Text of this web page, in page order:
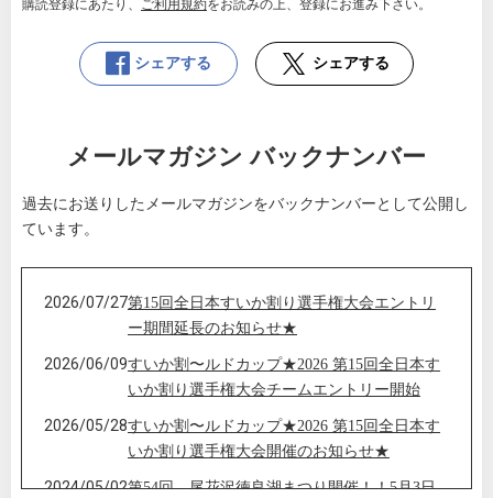
購読登録にあたり、 ご利用規約をお読みの上、登録にお進み下さい。
シェアする シェアする
メールマガジン バックナンバー
過去にお送りしたメールマガジンをバックナンバーとして公開し
ています。
2026/07/27第15回全日本すいか割り選手権大会エントリ
ー期間延長のお知らせ★
2026/06/09すいか割〜ルドカップ★2026 第15回全日本す
いか割り選手権大会チームエントリー開始
2026/05/28すいか割〜ルドカップ★2026 第15回全日本す
いか割り選手権大会開催のお知らせ★
2024/05/02第54回 尾花沢徳良湖まつり開催！！5月3日